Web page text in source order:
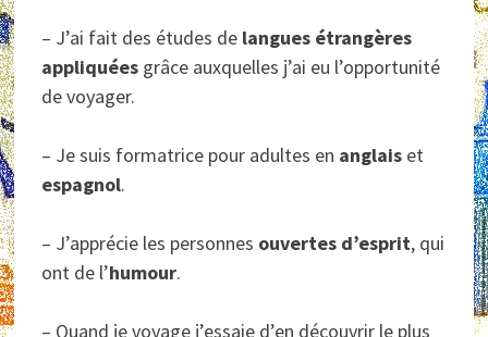
– J’ai fait des études de langues étrangères
appliquées grâce auxquelles j’ai eu l’opportunité
de voyager.
– Je suis formatrice pour adultes en anglais et
espagnol.
– J’apprécie les personnes ouvertes d’esprit, qui
ont de l’humour.
– Quand je voyage j’essaie d’en découvrir le plus